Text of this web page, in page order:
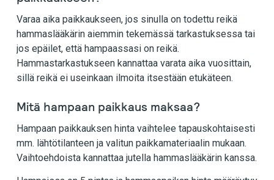
Varaa aika paikkaukseen, jos sinulla on todettu reikä
hammaslääkärin aiemmin tekemässä tarkastuksessa tai
jos epäilet, että hampaassasi on reikä.
Hammastarkastukseen kannattaa varata aika vuosittain,
sillä reikä ei useinkaan ilmoita itsestään etukäteen.
Mitä hampaan paikkaus maksaa?
Hampaan paikkauksen hinta vaihtelee tapauskohtaisesti
mm. lähtötilanteen ja valitun paikkamateriaalin mukaan.
Vaihtoehdoista kannattaa jutella hammaslääkärin kanssa.